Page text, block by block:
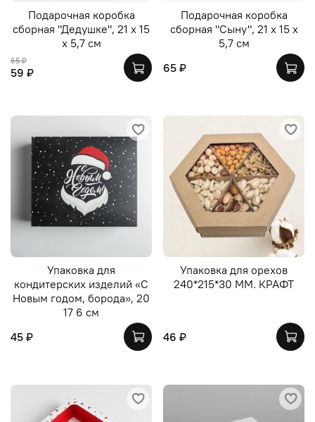
Подарочная коробка
сборная "Дедушке", 21 х 15
х 5,7 см
65 ₽
59 ₽
Подарочная коробка
сборная "Сыну", 21 х 15 х
5,7 см
65 ₽
Упаковка для
кондитерских изделий «С
Новым годом, борода», 20
17 6 см
45 ₽
Упаковка для орехов
240*215*30 ММ. КРАФТ
46 ₽